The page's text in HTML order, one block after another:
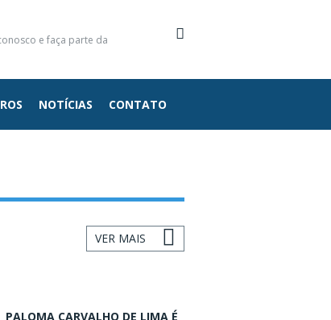
e faça parte da
NOTÍCIAS CONTATO
VER MAIS
PALOMA CARVALHO DE LIMA É